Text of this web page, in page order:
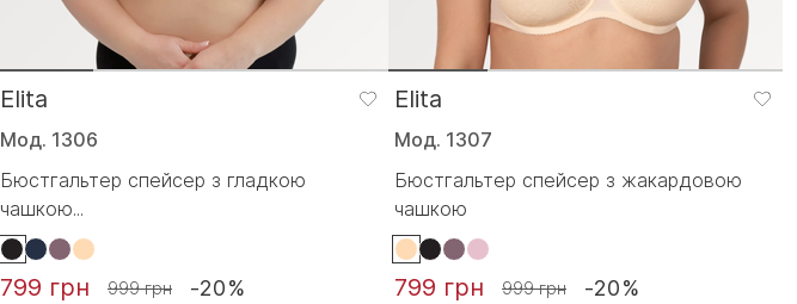
Elita
Мод. 1306
Бюстгальтер спейсер з гладкою
чашкою...
799 грн 999 грн -20%
Elita
Мод. 1307
Бюстгальтер спейсер з жакардовою
чашкою
799 грн 999 грн -20%